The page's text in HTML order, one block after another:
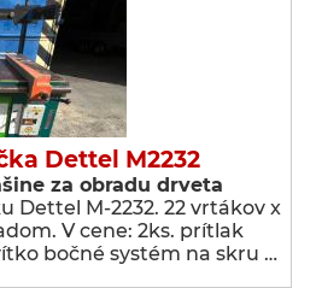
Dettel M2232
za obradu drveta
Dettel M-2232. 22 vrtákov x
V cene: 2ks. prítlak
bočné systém na skru …